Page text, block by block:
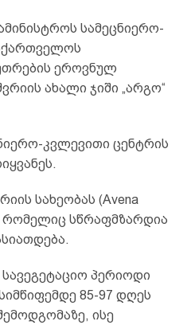
სამეცნიერო-
ეროვნულ
ახალი ჯიში „არგო“
კვლევითი ცენტრის
სახეობას (Avena
რომელიც სწრაფმზარდია
პერიოდი
85-97 დღეს
ისე